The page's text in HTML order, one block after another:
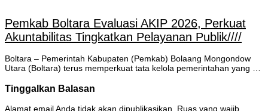
Pemkab Boltara Evaluasi AKIP 2026, Perkuat
Akuntabilitas Tingkatkan Pelayanan Publik////
Boltara – Pemerintah Kabupaten (Pemkab) Bolaang Mongondow
Utara (Boltara) terus memperkuat tata kelola pemerintahan yang …
Tinggalkan Balasan
Alamat email Anda tidak akan dipublikasikan.
Ruas yang wajib